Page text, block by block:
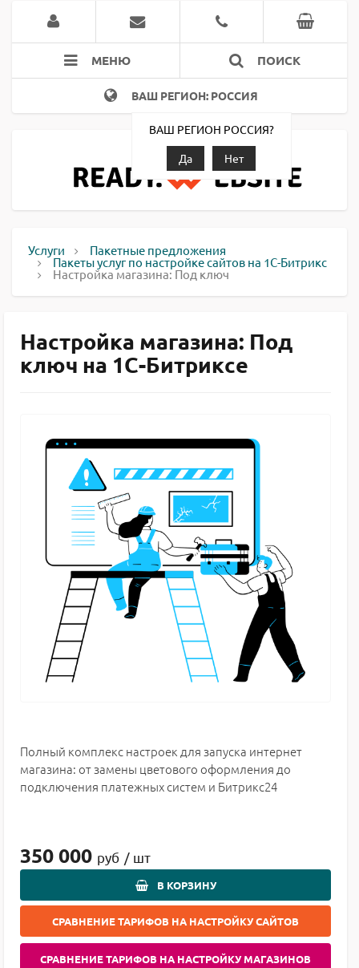
МЕНЮ ПОИСК
ВАШ РЕГИОН: РОССИЯ
ВАШ РЕГИОН РОССИЯ?
Да
Нет
Услуги Пакетные предложения
Пакеты услуг по настройке сайтов на 1С-Битрикс
Настройка магазина: Под ключ
Настройка магазина: Под
ключ на 1C-Битриксе
Полный комплекс настроек для запуска интернет
магазина: от замены цветового оформления до
подключения платежных систем и Битрикс24
350 000 руб / шт
В КОРЗИНУ
СРАВНЕНИЕ ТАРИФОВ НА НАСТРОЙКУ САЙТОВ
СРАВНЕНИЕ ТАРИФОВ НА НАСТРОЙКУ МАГАЗИНОВ